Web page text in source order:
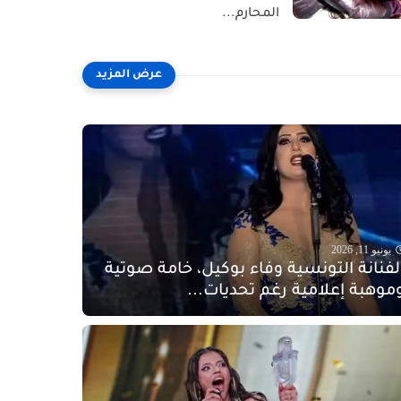
المحارم...
يونيو 11, 2026
التونسية وفاء بوكيل، خامة صوتية
إعلامية رغم تحديات...